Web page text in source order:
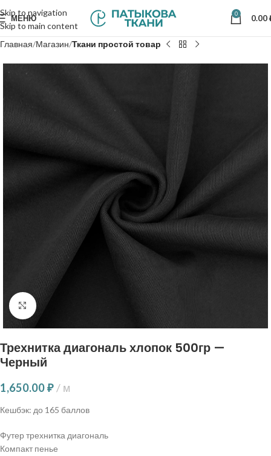
Skip to navigation
Skip to main content
МЕНЮ 0 0.00
Главная Магазин Ткани простой товар
Нажмите, чтобы увеличить
Трехнитка диагональ хлопок 500гр —
Черный
1,650.00₽ м
Кешбэк: до 165 баллов
Футер трехнитка диагональ
Компакт пенье